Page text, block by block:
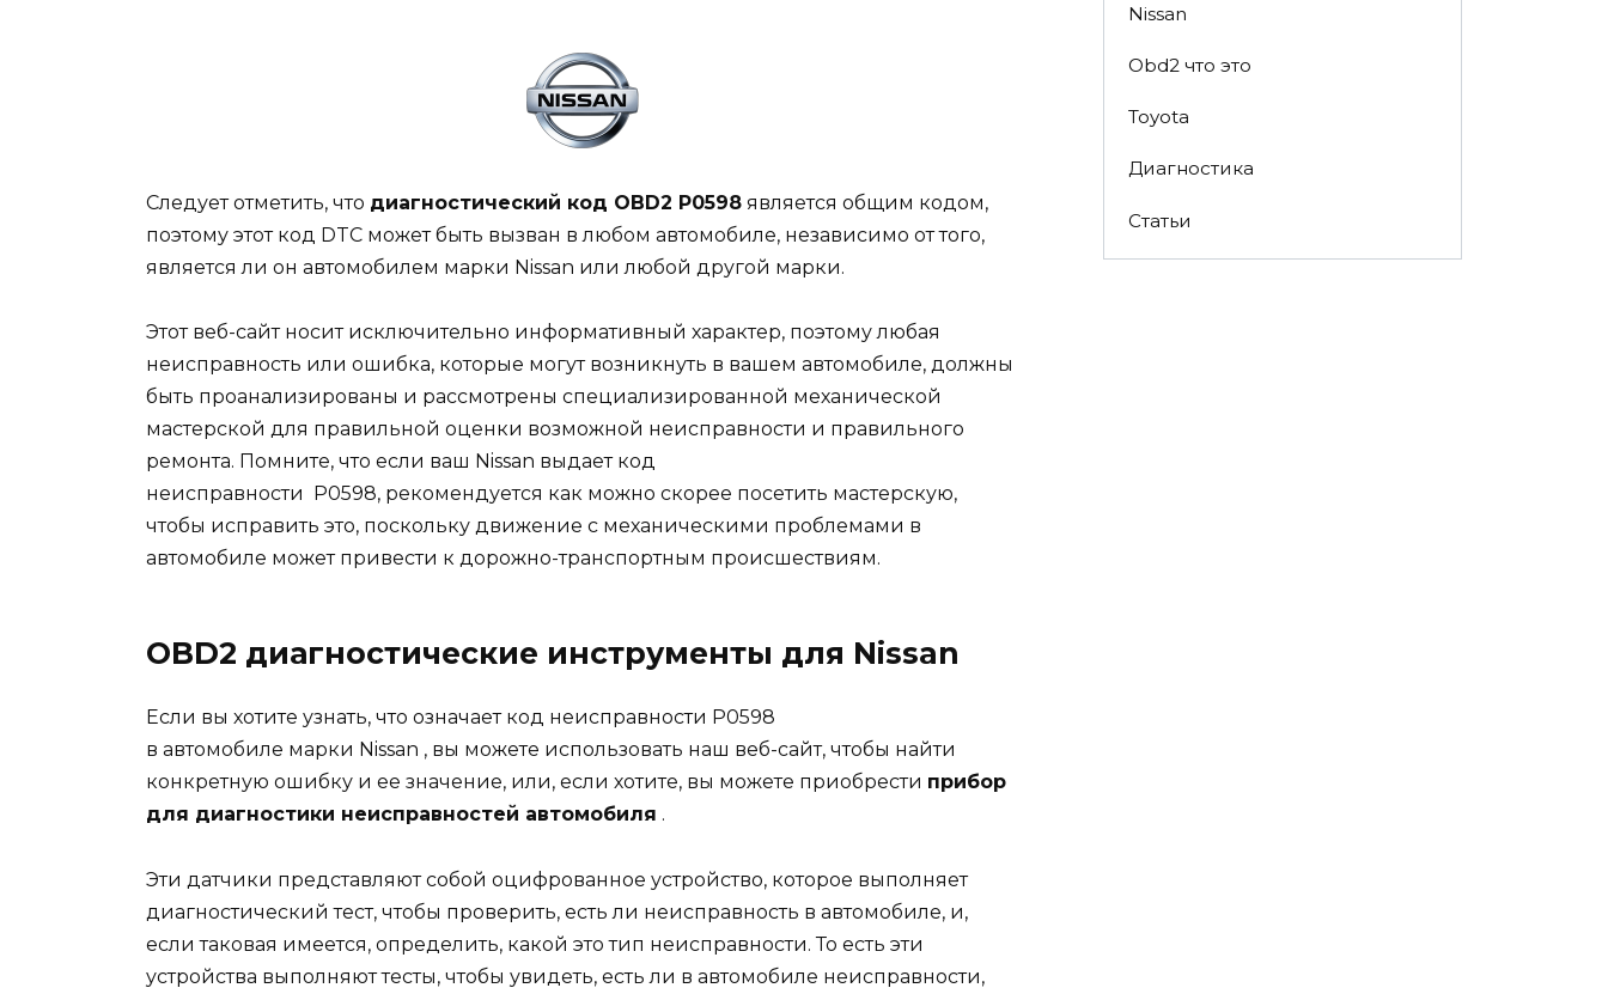
Следует отметить, что диагностический код OBD2 P0598 является общим кодом,
поэтому этот код DTC может быть вызван в любом автомобиле, независимо от того,
является ли он автомобилем марки Nissan или любой другой марки.
Этот веб-сайт носит исключительно информативный характер, поэтому любая
неисправность или ошибка, которые могут возникнуть в вашем автомобиле, должны
быть проанализированы и рассмотрены специализированной механической
мастерской для правильной оценки возможной неисправности и правильного
ремонта. Помните, что если ваш Nissan выдаеткод
неисправности P0598, рекомендуется как можно скорее посетить мастерскую,
чтобы исправить это, поскольку движение с механическими проблемами в
автомобиле может привести к дорожно-транспортным происшествиям.
OBD2 диагностические инструменты для Nissan
Если вы хотите узнать, что означает код неисправности P0598
в автомобиле марки Nissan , вы можете использовать наш веб-сайт, чтобы найти
конкретную ошибку и ее значение, или, если хотите, вы можете приобрести прибор
для диагностики неисправностей автомобиля .
Эти датчики представляют собой оцифрованное устройство, которое выполняет
диагностический тест, чтобы проверить, есть ли неисправность в автомобиле, и,
если таковая имеется, определить, какой это тип неисправности. То есть эти
устройства выполняют тесты, чтобы увидеть, есть ли в автомобиле неисправности,
Nissan
Obd2 что это
Toyota
Диагностика
Статьи